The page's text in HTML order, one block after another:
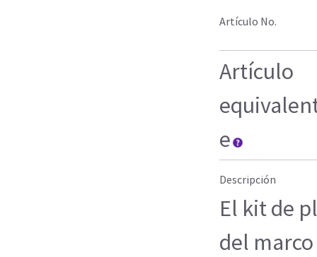
Artículo No.
Artículo
e
Descripción
El kit de
del